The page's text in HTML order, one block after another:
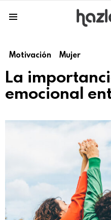
Motivación Mujer
La
emocional